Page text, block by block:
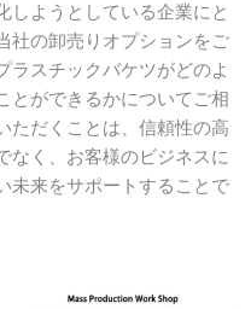
しようとしている企業にと
社の卸売りオプションをご
ラスチックバケツがどのよ
とができるかについてご相
ただくことは、信頼性の高
なく、お客様のビジネスに
未来をサポートすることで